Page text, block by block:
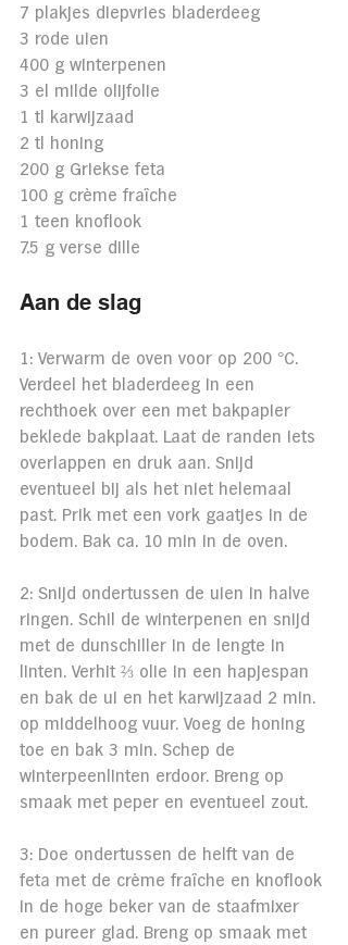
7 plakjes diepvries bladerdeeg
3 rode uien
400 g winterpenen
3 el milde olijfolie
1 tl karwijzaad
2 tl honing
200 g Griekse feta
100 g crème fraîche
1 teen knoflook
7.5 g verse dille
Aan de slag
1: Verwarm de oven voor op 200 °C.
Verdeel het bladerdeeg in een
rechthoek over een met bakpapier
beklede bakplaat. Laat de randen iets
overlappen en druk aan. Snijd
eventueel bij als het niet helemaal
past. Prik met een vork gaatjes in de
bodem. Bak ca. 10 min in de oven.
2: Snijd ondertussen de uien in halve
ringen. Schil de winterpenen en snijd
met de dunschiller in de lengte in
linten. Verhit ⅔ olie in een hapjespan
en bak de ui en het karwijzaad 2 min.
op middelhoog vuur. Voeg de honing
toe en bak 3 min. Schep de
winterpeenlinten erdoor. Breng op
smaak met peper en eventueel zout.
3: Doe ondertussen de helft van de
feta met de crème fraîche en knoflook
in de hoge beker van de staafmixer
en pureer glad. Breng op smaak met